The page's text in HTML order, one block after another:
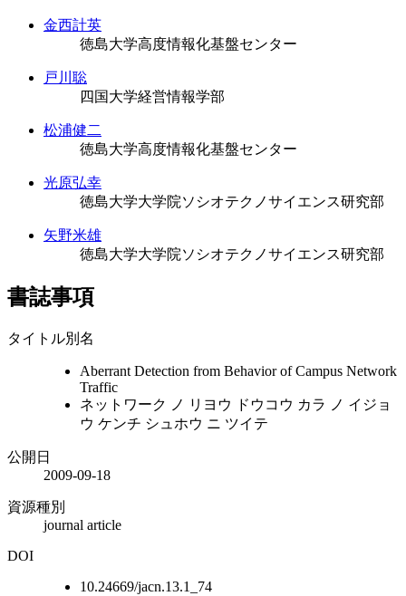
金西計英
徳島大学高度情報化基盤センター
戸川聡
四国大学経営情報学部
松浦健二
徳島大学高度情報化基盤センター
光原弘幸
徳島大学大学院ソシオテクノサイエンス研究部
矢野米雄
徳島大学大学院ソシオテクノサイエンス研究部
書誌事項
タイトル別名
Aberrant Detection from Behavior of Campus Network
Traffic
ネットワーク ノ リヨウ ドウコウ カラ ノ イジョ
ウ ケンチ シュホウ ニ ツイテ
公開日
2009-09-18
資源種別
journal article
DOI
10.24669/jacn.13.1_74